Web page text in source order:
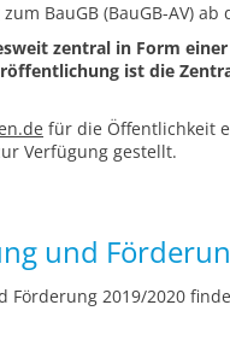
BauGB (BauGB-AV)
zentral in Form
ist die
für die Öffentlichkeit
Verfügung gestellt.
und
2019/2020